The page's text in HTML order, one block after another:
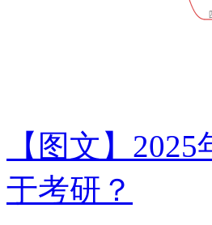
【图文】
于考研？